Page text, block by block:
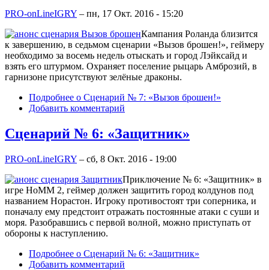
PRO-onLineIGRY – пн, 17 Окт. 2016 - 15:20
Кампания Роланда близится
к завершению, в седьмом сценарии «Вызов брошен!», геймеру
необходимо за восемь недель отыскать и город Лэйксайд и
взять его штурмом. Охраняет поселение рыцарь Амброзий, в
гарнизоне присутствуют зелёные драконы.
Подробнее о Сценарий № 7: «Вызов брошен!»
Добавить комментарий
Сценарий № 6: «Защитник»
PRO-onLineIGRY – сб, 8 Окт. 2016 - 19:00
Приключение № 6: «Защитник» в
игре HoMM 2, геймер должен защитить город колдунов под
названием Норастон. Игроку противостоят три соперника, и
поначалу ему предстоит отражать постоянные атаки с суши и
моря. Разобравшись с первой волной, можно приступать от
обороны к наступлению.
Подробнее о Сценарий № 6: «Защитник»
Добавить комментарий